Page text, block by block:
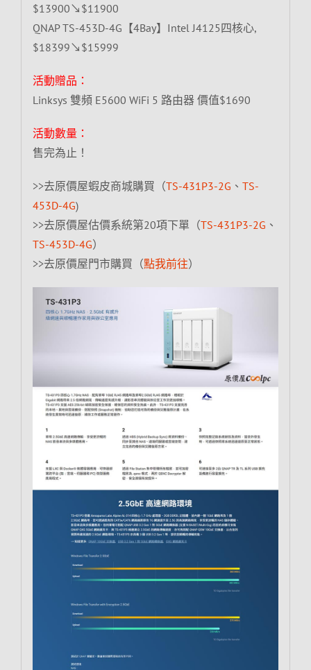
$13900↘$11900
QNAP TS-453D-4G【4Bay】Intel J4125四核心,
$18399↘$15999
活動贈品：
Linksys 雙頻 E5600 WiFi 5 路由器 價值$1690
活動數量：
售完為止！
>>去原價屋蝦皮商城購買（TS-431P3-2G 、 TS-
453D-4G)
>>去原價屋估價系統第20項下單（TS-431P3-2G 、
TS-453D-4G）
>>去原價屋門市購買（點我前往）